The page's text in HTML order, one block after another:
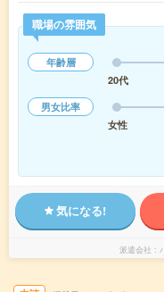
職場の雰囲気
年齢層
20代
男女比率
女性
気になる!
派遣会社